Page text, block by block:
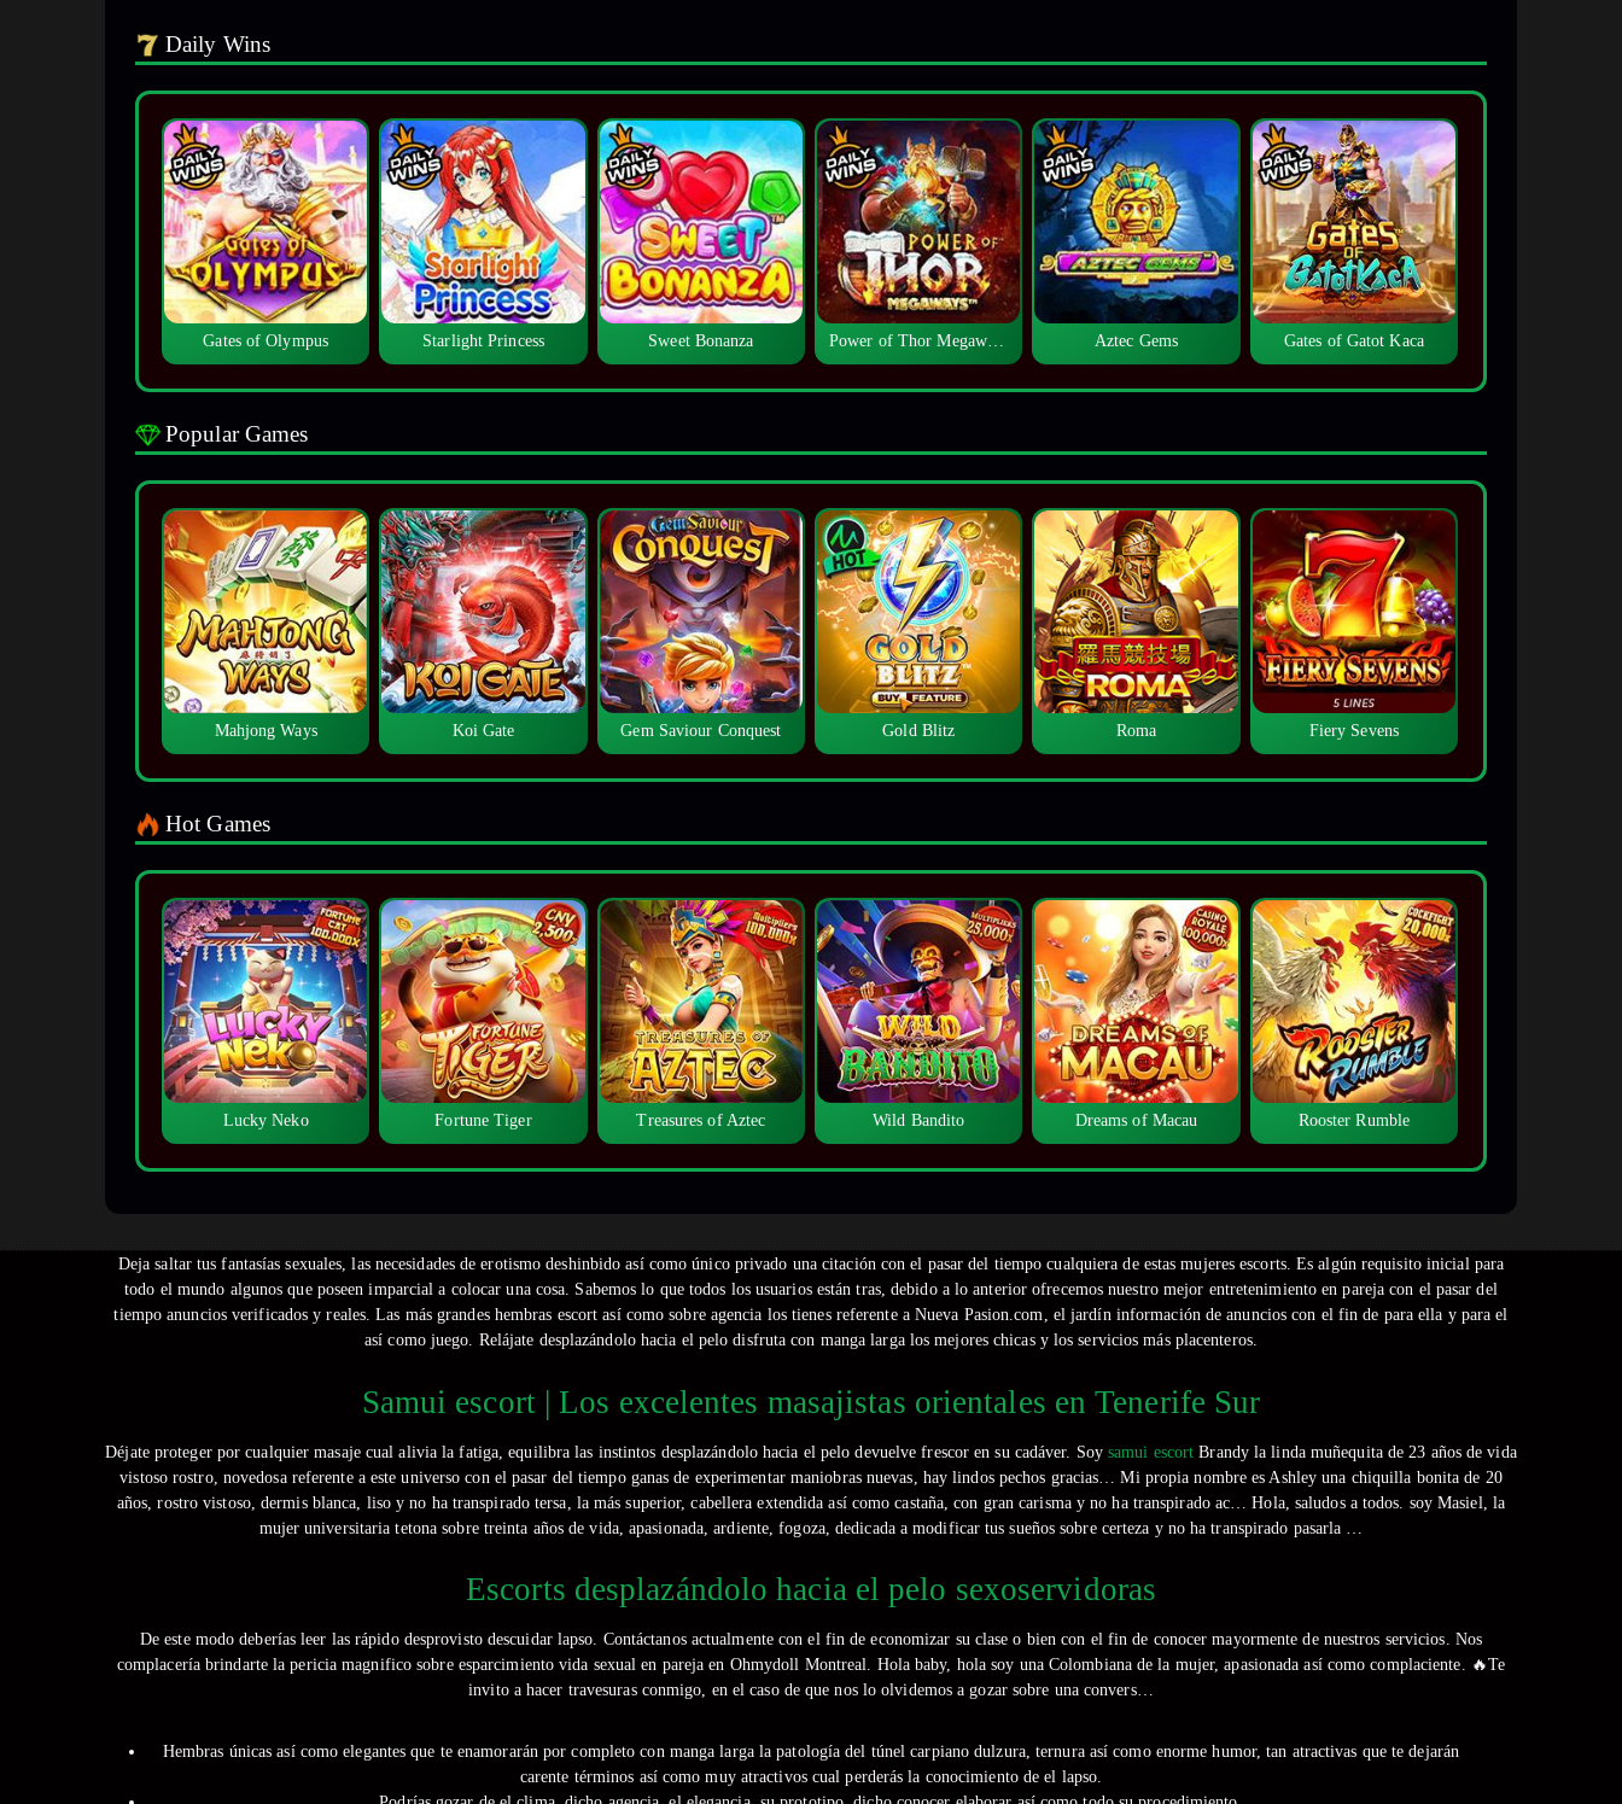
Daily Wins
Gates of Olympus Starlight Princess Sweet Bonanza Power of Thor Megaways Aztec Gems Gates of Gatot Kaca
Popular Games
Mahjong Ways Koi Gate Gem Saviour Conquest Gold Blitz Roma Fiery Sevens
Hot Games
Lucky Neko Fortune Tiger Treasures of Aztec Wild Bandito Dreams of Macau Rooster Rumble
Deja saltar tus fantasías sexuales, las necesidades de erotismo deshinbido así­ como único privado una citación con el pasar del tiempo cualquiera de estas mujeres escorts. Es algún requisito inicial para
todo el mundo algunos que poseen imparcial a colocar una cosa. Sabemos lo que todos los usuarios están tras, debido a lo anterior ofrecemos nuestro mejor entretenimiento en pareja con el pasar del
tiempo anuncios verificados y reales.Las más grandes hembras escort así­ como sobre agencia los tienes referente a Nueva Pasion.com, el jardí­n información de anuncios con el fin de para ella y para el
así­ como juego. Relájate desplazándolo hacia el pelo disfruta con manga larga los mejores chicas y los servicios más placenteros.
Samui escort | Los excelentes masajistas orientales en Tenerife Sur
Déjate proteger por cualquier masaje cual alivia la fatiga, equilibra las instintos desplazándolo hacia el pelo devuelve frescor en su cadáver. Soysamui escort Brandy la linda muñequita de 23 años de vida
vistoso rostro, novedosa referente a este universo con el pasar del tiempo ganas de experimentar maniobras nuevas, hay lindos pechos gracias… Mi propia nombre es Ashley una chiquilla bonita de 20
años, rostro vistoso, dermis blanca, liso y no ha transpirado tersa, la más superior, cabellera extendida así­ como castaña, con gran carisma y no ha transpirado ac… Hola, saludos a todos. soy Masiel, la
mujer universitaria tetona sobre treinta años de vida, apasionada, ardiente, fogoza, dedicada a modificar tus sueños sobre certeza y no ha transpirado pasarla …
Escorts desplazándolo hacia el pelo sexoservidoras
De este modo deberías leer las rápido desprovisto descuidar lapso. Contáctanos actualmente con el fin de economizar su clase o bien con el fin de conocer mayormente de nuestros servicios. Nos
complacerí­a brindarte la pericia magnifico sobre esparcimiento vida sexual en pareja en Ohmydoll Montreal. Hola baby, hola soy una Colombiana de la mujer, apasionada así­ como complaciente. 🔥Te
invito a hacer travesuras conmigo, en el caso de que nos lo olvidemos a gozar sobre una convers…
Hembras únicas así­ como elegantes que te enamorarán por completo con manga larga la patologí­a del túnel carpiano dulzura, ternura así­ como enorme humor, tan atractivas que te dejarán
carente términos así­ como muy atractivos cual perderás la conocimiento de el lapso.